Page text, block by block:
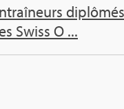
Swiss O ...